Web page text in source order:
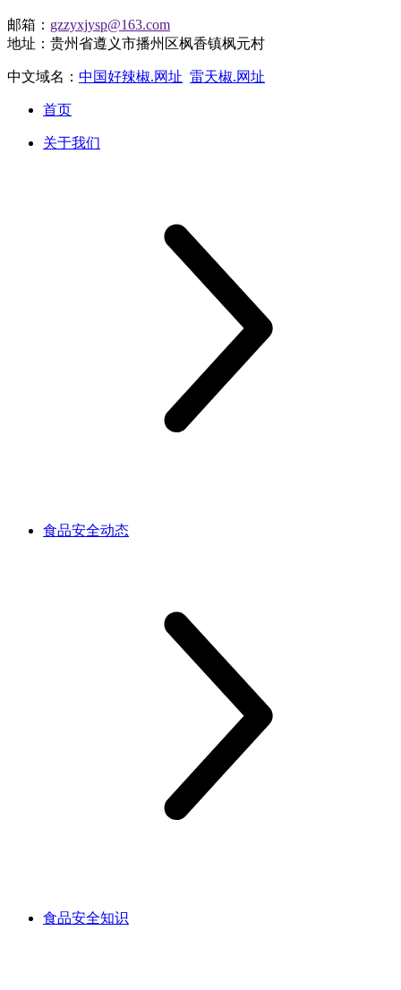
邮箱： gzzyxjysp@163.com
地址：贵州省遵义市播州区枫香镇枫元村
中文域名： 中国好辣椒.网址 雷天椒.网址
首页
关于我们
食品安全动态
食品安全知识